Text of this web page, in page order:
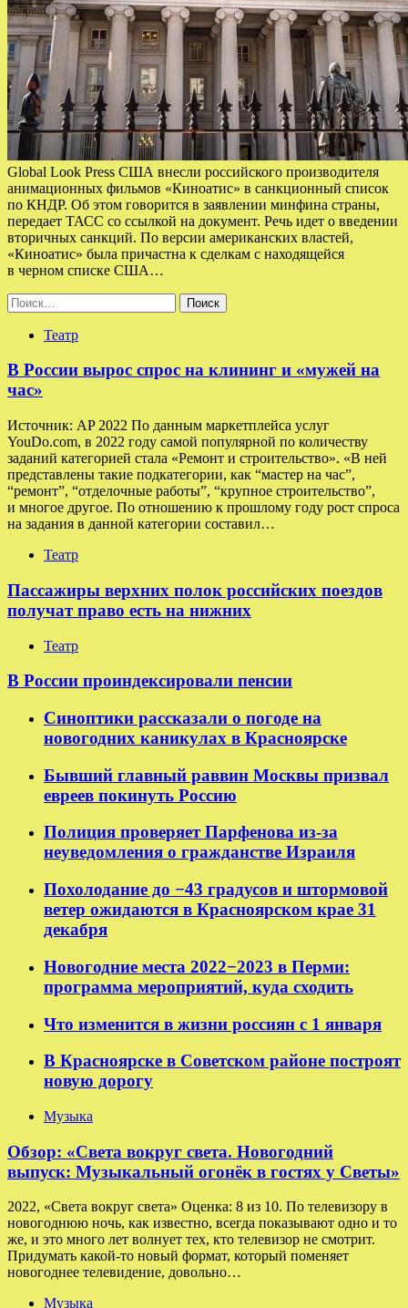
Global Look Press США внесли российского производителя
анимационных фильмов «Киноатис» в санкционный список
по КНДР. Об этом говорится в заявлении минфина страны,
передает ТАСС со ссылкой на документ. Речь идет о введении
вторичных санкций. По версии американских властей,
«Киноатис» была причастна к сделкам с находящейся
в черном списке США…
Найти:
Театр
В России вырос спрос на клининг и «мужей на
час»
Источник: AP 2022 По данным маркетплейса услуг
YouDo.com, в 2022 году самой популярной по количеству
заданий категорией стала «Ремонт и строительство». «В ней
представлены такие подкатегории, как “мастер на час”,
“ремонт”, “отделочные работы”, “крупное строительство”,
и многое другое. По отношению к прошлому году рост спроса
на задания в данной категории составил…
Театр
Пассажиры верхних полок российских поездов
получат право есть на нижних
Театр
В России проиндексировали пенсии
Синоптики рассказали о погоде на
новогодних каникулах в Красноярске
Бывший главный раввин Москвы призвал
евреев покинуть Россию
Полиция проверяет Парфенова из-за
неуведомления о гражданстве Израиля
Похолодание до −43 градусов и штормовой
ветер ожидаются в Красноярском крае 31
декабря
Новогодние места 2022−2023 в Перми:
программа мероприятий, куда сходить
Что изменится в жизни россиян с 1 января
В Красноярске в Советском районе построят
новую дорогу
Музыка
Обзор: «Света вокруг света. Новогодний
выпуск: Музыкальный огонёк в гостях у Светы»
2022, «Света вокруг света» Оценка: 8 из 10. По телевизору в
новогоднюю ночь, как известно, всегда показывают одно и то
же, и это много лет волнует тех, кто телевизор не смотрит.
Придумать какой-то новый формат, который поменяет
новогоднее телевидение, довольно…
Музыка